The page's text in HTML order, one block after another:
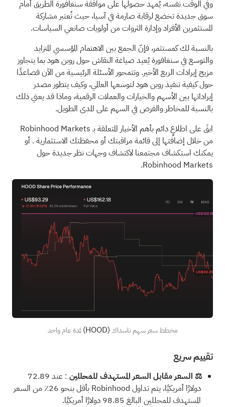
وفي الوقت نفسه، يُمهد حصولها على موافقة سنغافورة الطريق أمام
سوق جديدة تخضع لرقابة صارمة في آسيا، حيث تُعتبر مشاركة
المستثمرين الأفراد وإدارة الثروات من أولويات صانعي السياسات.
بالنسبة لك كمستثمر، فإنّ الجمع بين الاهتمام المؤسسي المتزايد
والتوسع في سنغافورة يُعيد صياغة النقاش حول روبن هود بما يتجاوز
مزيج إيرادات الربع الأخير. وتتمحور الأسئلة الرئيسية من الآن فصاعدًا
حول كيفية تنفيذ روبن هود لتوسعها العالمي، وكيف يتطور مصدر
إيراداتها بين الأسهم والخيارات والعملات الرقمية، وماذا قد يعني ذلك
بالنسبة للمخاطر والفرص في السهم على المدى الطويل.
ابقَ على اطلاعٍ دائم بأهم الأخبار المتعلقة بـRobinhood Markets
من خلال إضافتها إلىقائمة مراقبتكأو محفظتك الاستثمارية. أو
يمكنك استكشاف مجتمعنا لاكتشاف وجهات نظر جديدة حول
Robinhood Markets.
مخطط سعر سهم ناسداك(HOOD)لمدة عام واحد
تقييم سريع
⚖️ السعر مقابل السعر المستهدف للمحللين
: عند 72.89
دولارًا أمريكيًا، يتم تداول Robinhood بأقل بنحو 26٪ من السعر
المستهدف للمحللين البالغ 98.85 دولارًا أمريكيًا.